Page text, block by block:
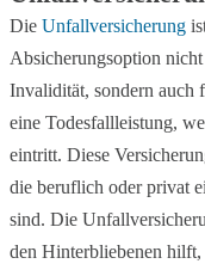
Die Unfallversicherung
Absicherungsoption
Invalidität, sondern auch
eine Todesfallleistung,
eintritt. Diese
die beruflich oder privat
sind. Die
den Hinterbliebenen